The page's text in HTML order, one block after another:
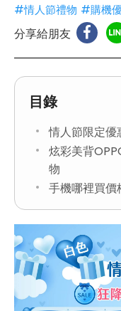
#情人節禮物 #購機
分享給朋友
目錄
情人節限定優
炫彩美背
物
手機哪裡買價